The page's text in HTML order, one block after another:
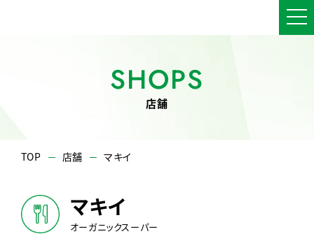
SHOPS
店舗
TOP 店舗 マキイ
マキイ
オーガニックスーパー